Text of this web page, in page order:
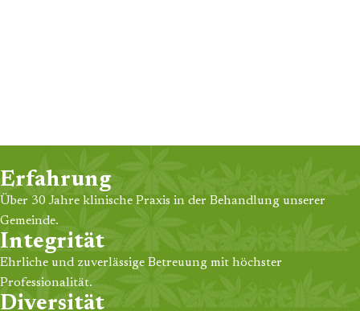
Erfahrung
Über 30 Jahre klinische Praxis in der Behandlung unserer
Gemeinde.
Integrität
Ehrliche und zuverlässige Betreuung mit höchster
Professionalität.
Diversität